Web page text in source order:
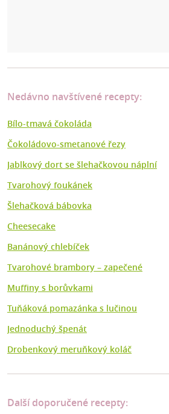
Nedávno navštívené recepty:
Bílo-tmavá čokoláda
Čokoládovo-smetanové řezy
Jablkový dort se šlehačkovou náplní
Tvarohový foukánek
Šlehačková bábovka
Cheesecake
Banánový chlebíček
Tvarohové brambory – zapečené
Muffiny s borůvkami
Tuňáková pomazánka s lučinou
Jednoduchý špenát
Drobenkový meruňkový koláč
Další doporučené recepty: